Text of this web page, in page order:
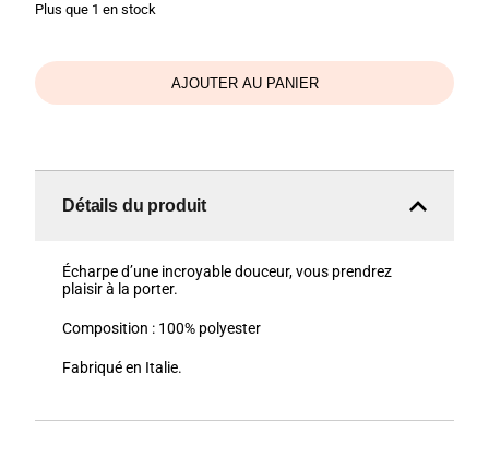
Plus que 1 en stock
AJOUTER AU PANIER
Détails du produit
Écharpe d’une incroyable douceur, vous prendrez
plaisir à la porter.
Composition : 100% polyester
Fabriqué en Italie.